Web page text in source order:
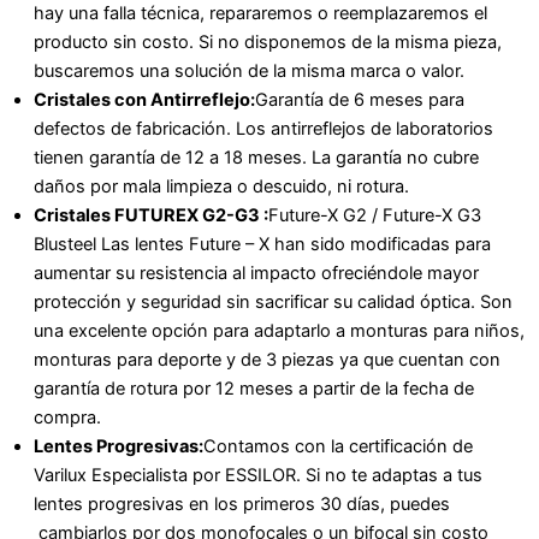
hay una falla técnica, repararemos o reemplazaremos el
producto sin costo. Si no disponemos de la misma pieza,
buscaremos una solución de la misma marca o valor.
Cristales con Antirreflejo:Garantía de 6 meses para
defectos de fabricación. Los antirreflejos de laboratorios
tienen garantía de 12 a 18 meses. La garantía no cubre
daños por mala limpieza o descuido, ni rotura.
Cristales FUTUREX G2-G3 :Future-X G2 / Future-X G3
Blusteel Las lentes Future – X han sido modificadas para
aumentar su resistencia al impacto ofreciéndole mayor
protección y seguridad sin sacrificar su calidad óptica. Son
una excelente opción para adaptarlo a monturas para niños,
monturas para deporte y de 3 piezas ya que cuentan con
garantía de rotura por 12 meses a partir de la fecha de
compra.
Lentes Progresivas:Contamos con la certificación de
Varilux Especialista por ESSILOR. Si no te adaptas a tus
lentes progresivas en los primeros 30 días, puedes
cambiarlos por dos monofocales o un bifocal sin costo